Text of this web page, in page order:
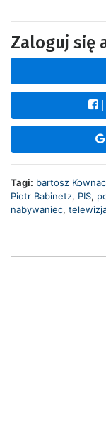
Zaloguj się
Tagi: bartosz
Piotr Babinetz, PIS,
nabywaniec,